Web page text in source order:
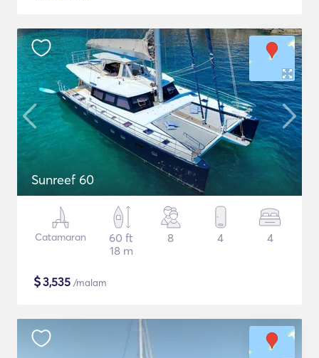
Sunreef 60
Catamaran
60 ft
18 m
8 4 4
$3,535 /malam